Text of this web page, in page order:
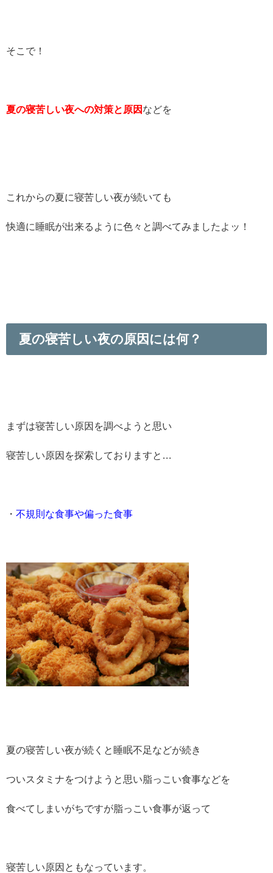
そこで！
夏の寝苦しい夜への対策と原因 などを
これからの夏に寝苦しい夜が続いても
快適に睡眠が出来るように色々と調べてみましたよッ！
夏の寝苦しい夜の原因には何？
まずは寝苦しい原因を調べようと思い
寝苦しい原因を探索しておりますと…
・ 不規則な食事や偏った食事
夏の寝苦しい夜が続くと睡眠不足などが続き
ついスタミナをつけようと思い脂っこい食事などを
食べてしまいがちですが脂っこい食事が返って
寝苦しい原因ともなっています。